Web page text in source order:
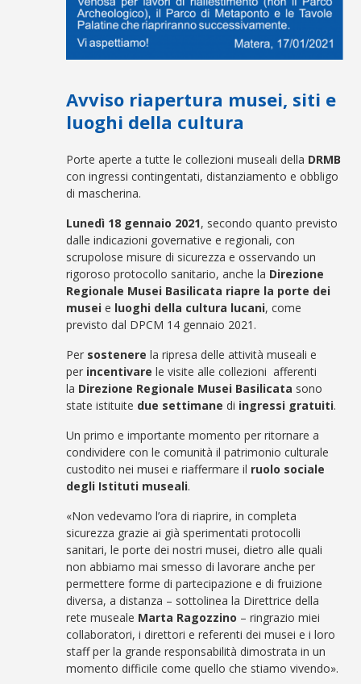
Avviso riapertura musei, siti e
luoghi della cultura
Porte aperte a tutte le collezioni museali della DRMB
con ingressi contingentati, distanziamento e obbligo
di mascherina.
Lunedì 18 gennaio 2021, secondo quanto previsto
dalle indicazioni governative e regionali, con
scrupolose misure di sicurezza e osservando un
rigoroso protocollo sanitario, anche la Direzione
Regionale Musei Basilicata riapre la porte dei
museie luoghi della cultura lucani, come
previsto dal DPCM 14 gennaio 2021.
Per sostenere la ripresa delle attività museali e
per incentivare le visite alle collezioni afferenti
la Direzione Regionale Musei Basilicata sono
state istituite due settimane di ingressi gratuiti.
Un primo e importante momento per ritornare a
condividere con le comunità il patrimonio culturale
custodito nei musei e riaffermare il ruolo sociale
degli Istituti museali.
«Non vedevamo l’ora di riaprire, in completa
sicurezza grazie ai già sperimentati protocolli
sanitari, le porte dei nostri musei, dietro alle quali
non abbiamo mai smesso di lavorare anche per
permettere forme di partecipazione e di fruizione
diversa, a distanza – sottolinea la Direttrice della
rete museale Marta Ragozzino – ringrazio miei
collaboratori, i direttori e referenti dei musei e i loro
staff per la grande responsabilità dimostrata in un
momento difficile come quello che stiamo vivendo».